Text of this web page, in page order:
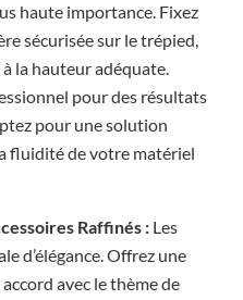
haute importance. Fixez
sécurisée sur le trépied,
la hauteur adéquate.
pour des résultats
pour une solution
fluidité de votre matériel
Raffinés : Les
d’élégance. Offrez une
avec le thème de